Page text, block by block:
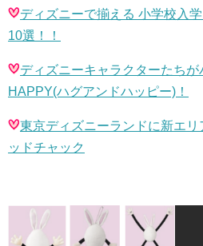
ディズニーで揃える 小学校入
10選！！
ディズニーキャラクターたちが
HAPPY(ハグアンドハッピー)！
東京ディズニーランドに新エ
ッドチャック